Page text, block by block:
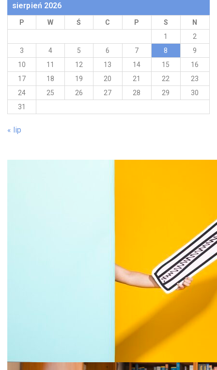
sierpień 2026
P W Ś C P S
N
1
2
3
4 5 6 7 8
9
10
11 12 13 14 15
16
17
18 19 20 21 22
23
24
25 26 27 28 29
30
31
« lip